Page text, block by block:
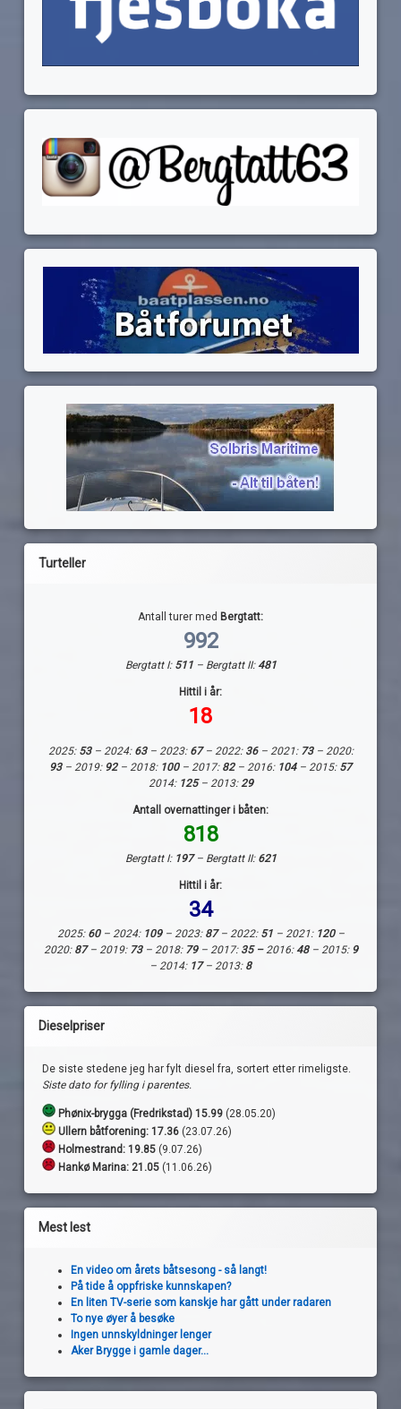
Turteller
Antall turer med Bergtatt:
992
Bergtatt I: 511 – Bergtatt II:481
Hittil i år:
18
2025: 53– 2024:63– 2023: 67– 2022: 36– 2021: 73– 2020:
93– 2019: 92– 2018: 100 – 2017: 82– 2016: 104– 2015: 57
2014: 125– 2013:29
Antall overnattinger i båten:
818
Bergtatt I: 197– Bergtatt II: 621
Hittil i år:
34
2025: 60– 2024: 109– 2023: 87– 2022: 51– 2021: 120–
2020: 87– 2019: 73– 2018: 79– 2017: 35 –2016:48– 2015: 9
– 2014: 17– 2013: 8
Dieselpriser
De siste stedene jeg har fylt diesel fra, sortert etter rimeligste.
Siste dato for fylling i parentes.
Phønix-brygga (Fredrikstad) 15.99 (28.05.20)
Ullern båtforening: 17.36 (23.07.26)
Holmestrand: 19.85 (9.07.26)
Hankø Marina: 21.05 (11.06.26)
Mest lest
En video om årets båtsesong - så langt!
På tide å oppfriske kunnskapen?
En liten TV-serie som kanskje har gått under radaren
To nye øyer å besøke
Ingen unnskyldninger lenger
Aker Brygge i gamle dager...